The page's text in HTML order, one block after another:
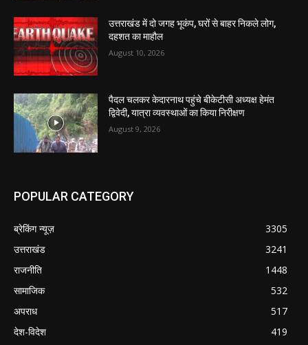
उत्तराखंड में दो जगह भूकंप, घरों से बाहर निकले लोग,
दहशत का माहौल
August 10, 2026
पैदल चलकर केदारनाथ पहुंचे बीकेटीसी अध्यक्ष हेमंत
द्विवेदी, यात्रा व्यवस्थाओं का किया निरीक्षण
August 9, 2026
POPULAR CATEGORY
ब्रेकिंग न्यूज़
3305
उत्तराखंड
3241
राजनीति
1448
सामाजिक
532
अपराध
517
देश-विदेश
419